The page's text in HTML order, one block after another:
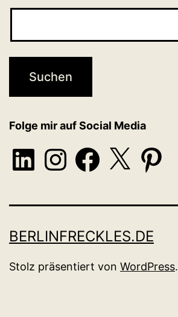
Folge mir auf Social Media
LinkedInInstagramFacebook
X Pinterest
BERLINFRECKLES.DE
Stolz präsentiert von WordPress.